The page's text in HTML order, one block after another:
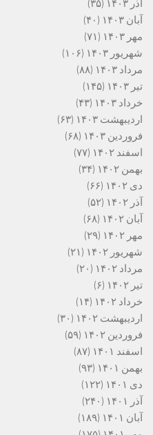
آذر ۱۴۰۳
(۳۵)
آبان ۱۴۰۳
(۴۰)
مهر ۱۴۰۳
(۷۱)
شهریور ۱۴۰۳
(۱۰۶)
مرداد ۱۴۰۳
(۸۸)
تیر ۱۴۰۳
(۱۴۵)
خرداد ۱۴۰۳
(۴۳)
اردیبهشت ۱۴۰۳
(۶۳)
فروردین ۱۴۰۳
(۶۸)
اسفند ۱۴۰۲
(۷۷)
بهمن ۱۴۰۲
(۳۴)
دی ۱۴۰۲
(۶۶)
آذر ۱۴۰۲
(۵۲)
آبان ۱۴۰۲
(۶۸)
مهر ۱۴۰۲
(۲۹)
شهریور ۱۴۰۲
(۲۱)
مرداد ۱۴۰۲
(۲۰)
تیر ۱۴۰۲
(۶)
خرداد ۱۴۰۲
(۱۴)
اردیبهشت ۱۴۰۲
(۳۰)
فروردین ۱۴۰۲
(۵۹)
اسفند ۱۴۰۱
(۸۷)
بهمن ۱۴۰۱
(۹۳)
دی ۱۴۰۱
(۱۲۲)
آذر ۱۴۰۱
(۲۴۰)
آبان ۱۴۰۱
(۱۸۹)